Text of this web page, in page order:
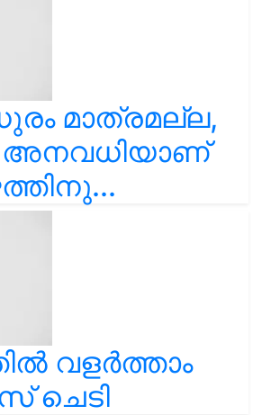
മാത്രമല്ല,
വളർത്താം
ചെടി